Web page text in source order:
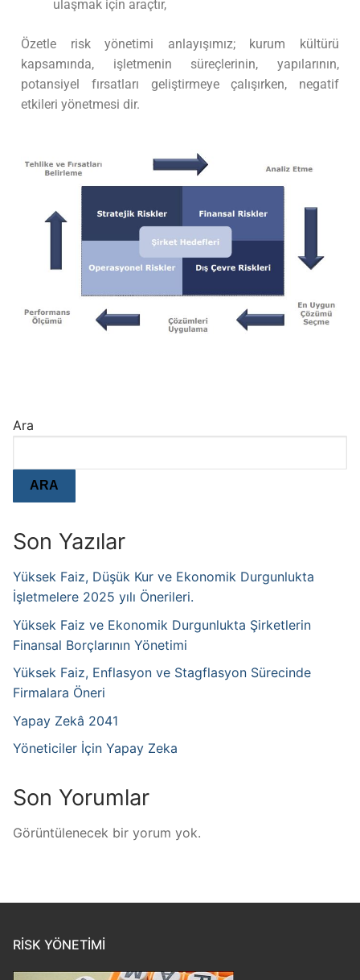
ulaşmak için araçtır,
Özetle risk yönetimi anlayışımız; kurum kültürü
kapsamında, işletmenin süreçlerinin, yapılarının,
potansiyel fırsatları geliştirmeye çalışırken, negatif
etkileri yönetmesi dir.
Ara
ARA
Son Yazılar
Yüksek Faiz, Düşük Kur ve Ekonomik Durgunlukta
İşletmelere 2025 yılı Önerileri.
Yüksek Faiz ve Ekonomik Durgunlukta Şirketlerin
Finansal Borçlarının Yönetimi
Yüksek Faiz, Enflasyon ve Stagflasyon Sürecinde
Firmalara Öneri
Yapay Zekâ 2041
Yöneticiler İçin Yapay Zeka
Son Yorumlar
Görüntülenecek bir yorum yok.
RISK YÖNETIMI